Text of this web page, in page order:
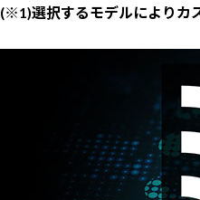
(※1)選択するモデルによりカ